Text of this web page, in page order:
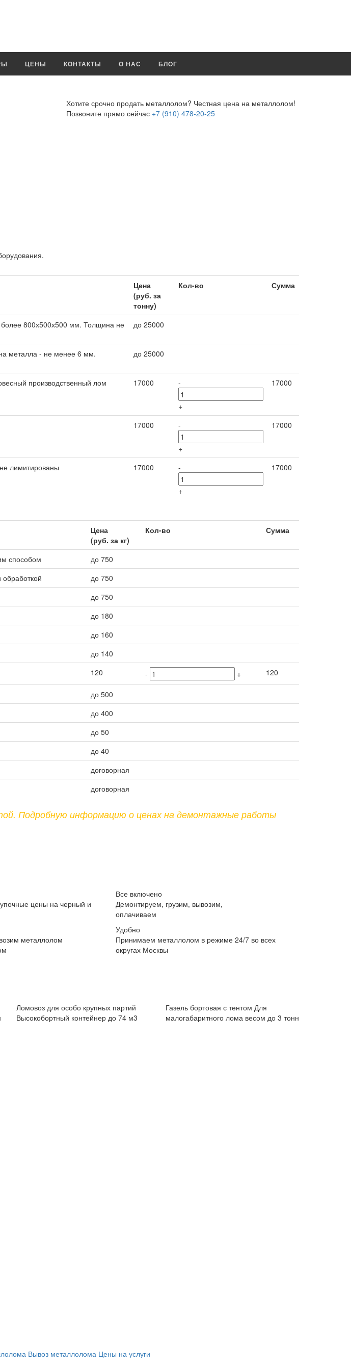
ЦЕНЫ КОНТАКТЫ О НАС БЛОГ
Хотите срочно продать металлолом? Честная цена на металлолом!
Позвоните прямо сейчас +7 (910) 478-20-25
Цена
(руб. за
тонну)
Кол-во Сумма
более 800х500х500 мм. Толщина не
до 25000
металла - не менее 6 мм.
до 25000
производственный лом 17000 -
+
17000
17000 -
+
17000
лимитированы 17000 -
+
17000
Цена
(руб. за кг)
Кол-во Сумма
способом
до 750
до 750
до 750
до 180
до 160
до 140
120 - + 120
до 500
до 400
до 50
до 40
договорная
договорная
Подробную информацию о ценах на демонтажные работы
цены на черный и
Все включено
Демонтируем, грузим, вывозим,
оплачиваем
металлолом
Удобно
Принимаем металлолом в режиме 24/7 во всех
округах Москвы
Ломовоз для особо крупных партий
Высокобортный контейнер до 74 м3
Газель бортовая с тентом Для
малогабаритного лома весом до 3 тонн
Вывоз металлолома Цены на услуги